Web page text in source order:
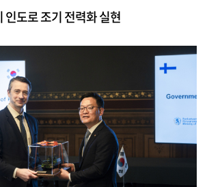
인도로 조기 전력화 실현